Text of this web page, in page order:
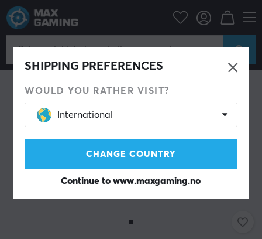
SHIPPING PREFERENCES
WOULD YOU RATHER VISIT?
International
CHANGE COUNTRY
Continue towww.maxgaming.no
Datatilbehør Tastatur og tilbehør Custom keyboard Stabilizers